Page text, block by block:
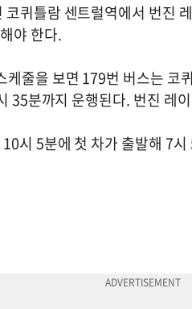
퀴틀람 센트럴역에서 번진
야 한다.
줄을 보면 179번 버스는 코
35분까지 운행된다. 번진 레
시 5분에 첫 차가 출발해 7